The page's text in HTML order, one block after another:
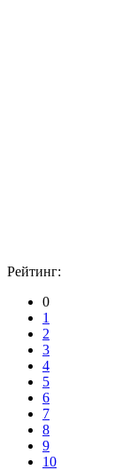
Рейтинг:
0
1
2
3
4
5
6
7
8
9
10